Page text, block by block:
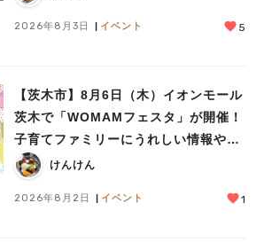
2026年8月3日 イベント 5
【茨木市】8月6日（木）イオンモール
茨木で「WOMAMフェスタ」が開催！
子育てファミリーにうれしい情報やプ
レゼントがいっぱい♪
けんけん
2026年8月2日 イベント 1